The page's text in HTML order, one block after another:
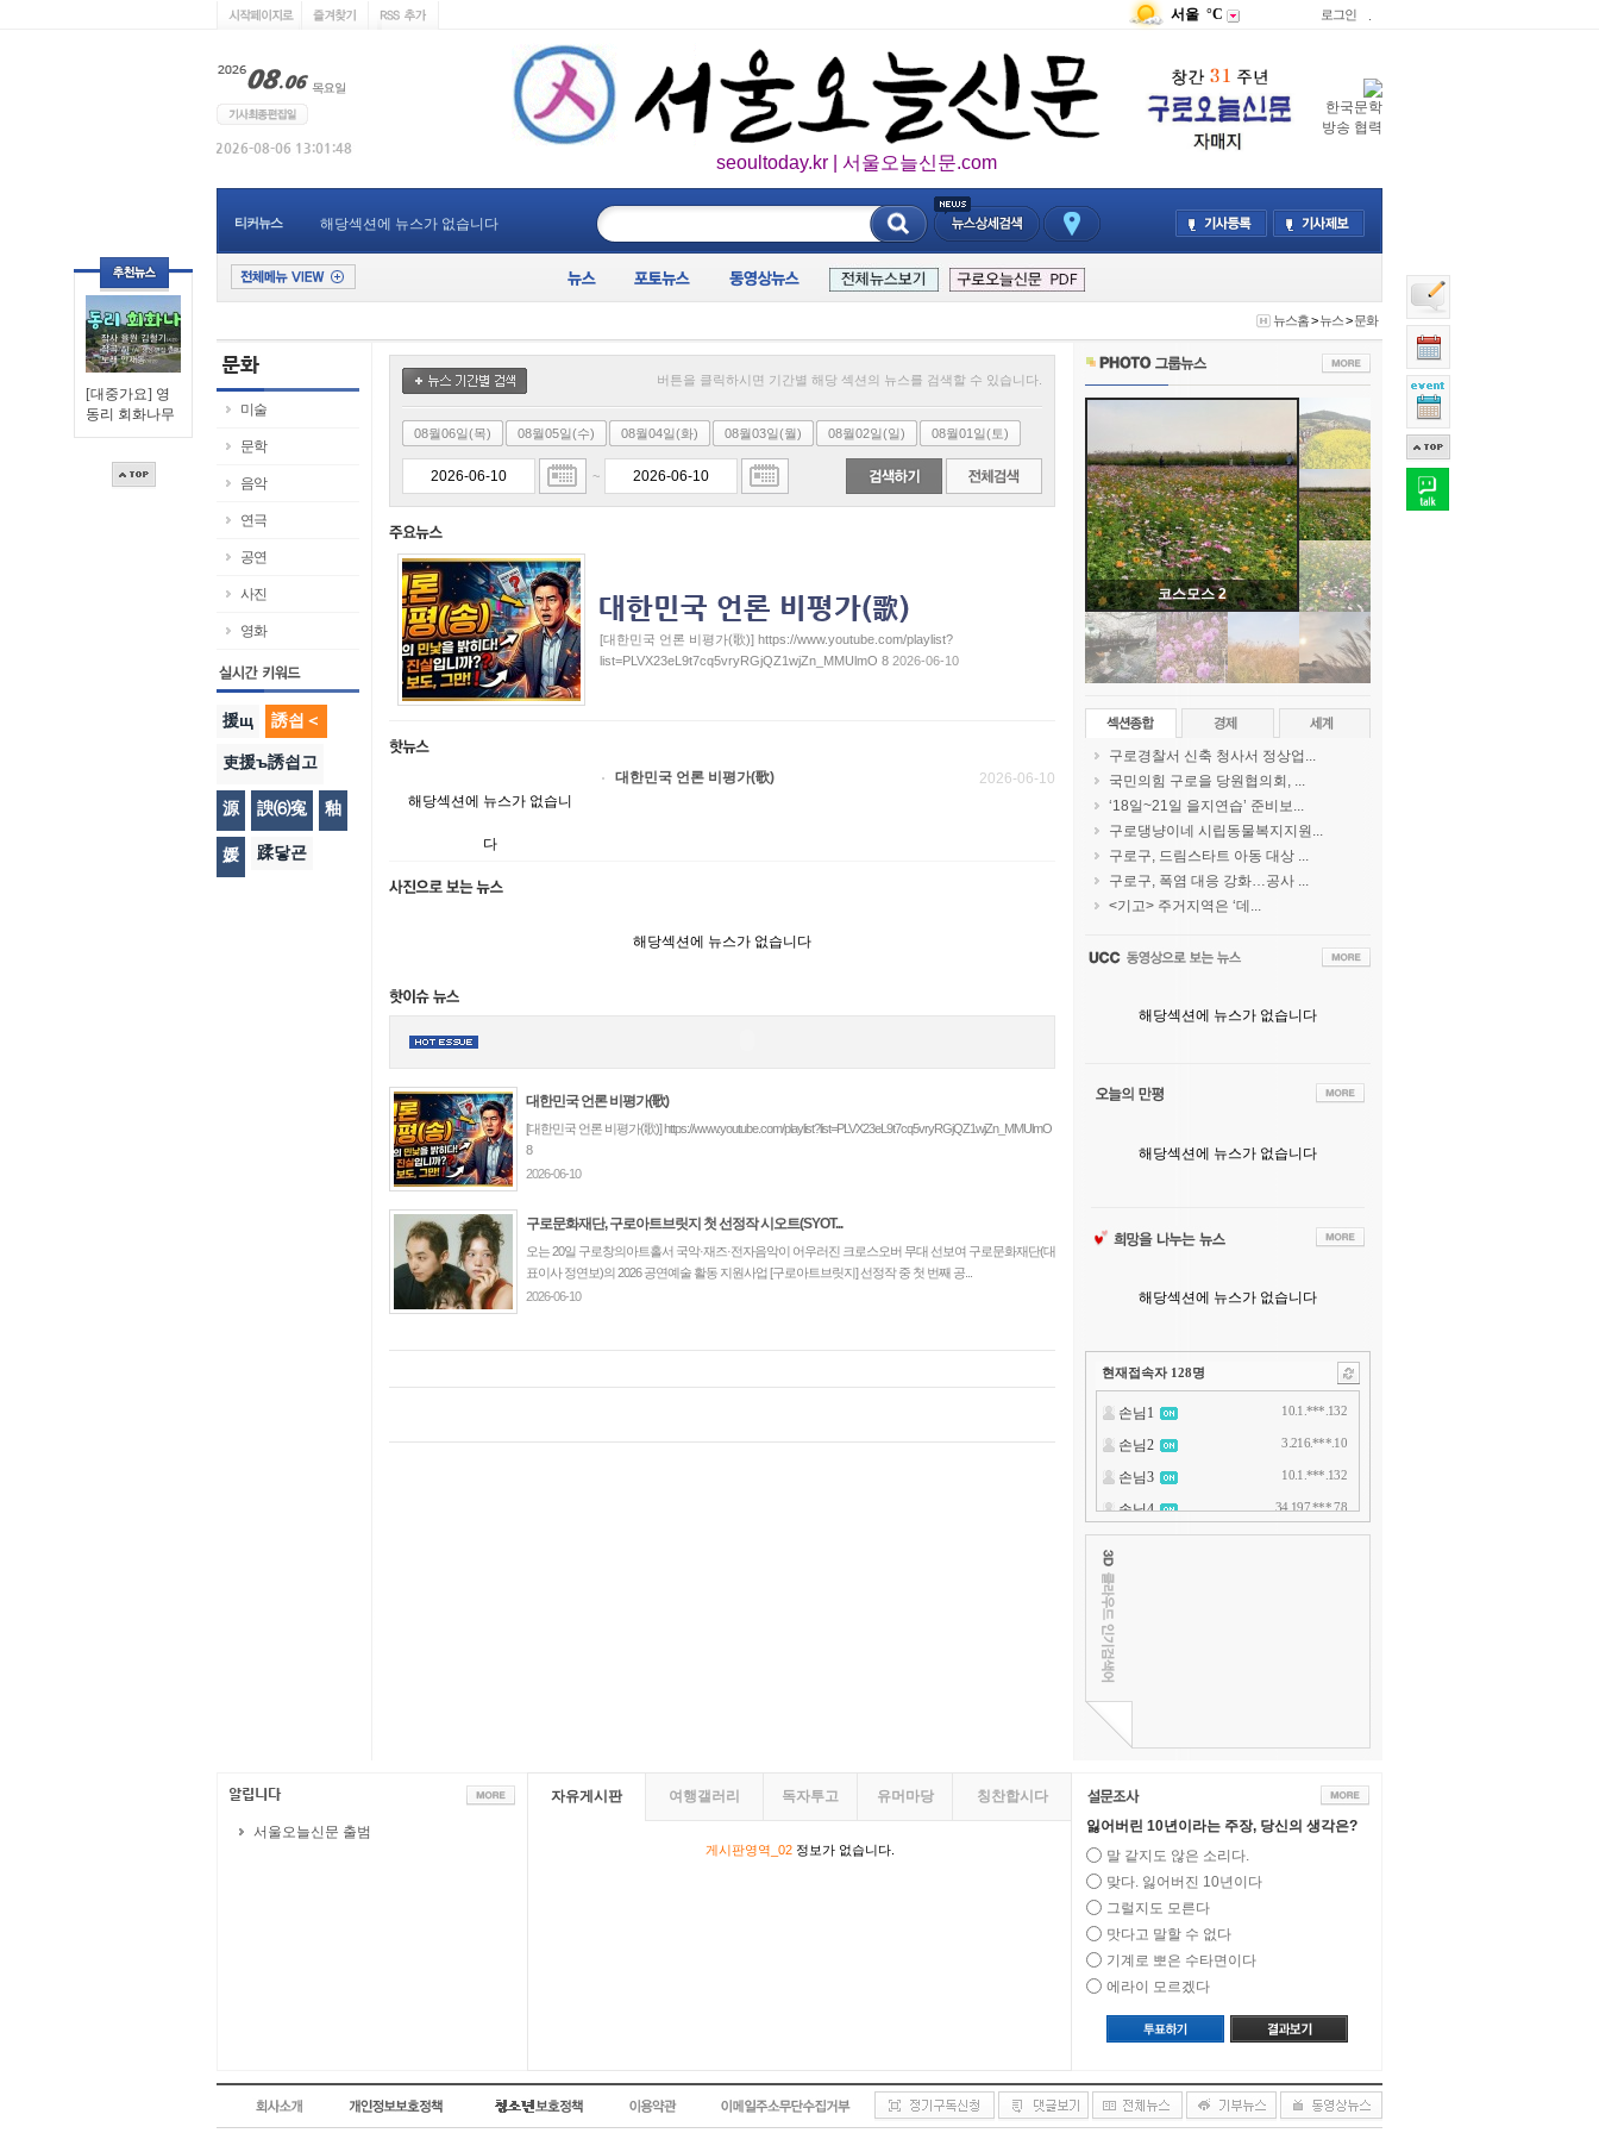
[대중가요] 영
동리 회화나무
서울 °C 로그인
seoultoday.kr | 서울오늘신문.com
한국문학
방송 협력
티커뉴스 해당섹션에 뉴스가 없습니다
뉴스홈>뉴스>문화
미술
문학
음악
연극
공연
사진
영화
援щ 誘쇱＜
吏援ъ誘쇱고
源 諛⑹寃 釉
媛 蹂닿굔
버튼을 클릭하시면 기간별 해당 섹션의 뉴스를 검색할 수 있습니다.
08월06일(목) 08월05일(수) 08월04일(화) 08월03일(월) 08월02일(일) 08월01일(토)
~
[대한민국 언론 비평가(歌)] https://www.youtube.com/playlist?
list=PLVX23eL9t7cq5vryRGjQZ1wjZn_MMUlmO 8 2026-06-10
해당섹션에 뉴스가 없습니
다
대한민국 언론 비평가(歌) 2026-06-10
해당섹션에 뉴스가 없습니다
대한민국 언론 비평가(歌)
[대한민국 언론 비평가(歌)] https://www.youtube.com/playlist?list=PLVX23eL9t7cq5vryRGjQZ1wjZn_MMUlmO
8
2026-06-10
구로문화재단, 구로아트브릿지 첫 선정작 시오트(SYOT...
오는 20일 구로창의아트홀서 국악·재즈·전자음악이 어우러진 크로스오버 무대 선보여 구로문화재단(대
표이사 정연보)의 2026 공연예술 활동 지원사업 [구로아트브릿지] 선정작 중 첫 번째 공...
2026-06-10
코스모스 2
구로경찰서 신축 청사서 정상업...
국민의힘 구로을 당원협의회, ...
‘18일~21일 을지연습’ 준비보...
구로댕냥이네 시립동물복지지원...
구로구, 드림스타트 아동 대상 ...
구로구, 폭염 대응 강화…공사 ...
<기고> 주거지역은 ‘데...
해당섹션에 뉴스가 없습니다
해당섹션에 뉴스가 없습니다
해당섹션에 뉴스가 없습니다
현재접속자 128명
서울오늘신문 출범
자유게시판 여행갤러리 독자투고 유머마당 칭찬합시다
게시판영역_02정보가 없습니다.
잃어버린 10년이라는 주장, 당신의 생각은?
말 같지도 않은 소리다.
맞다. 잃어버진 10년이다
그럴지도 모른다
맛다고 말할 수 없다
기계로 뽀은 수타면이다
에라이 모르겠다